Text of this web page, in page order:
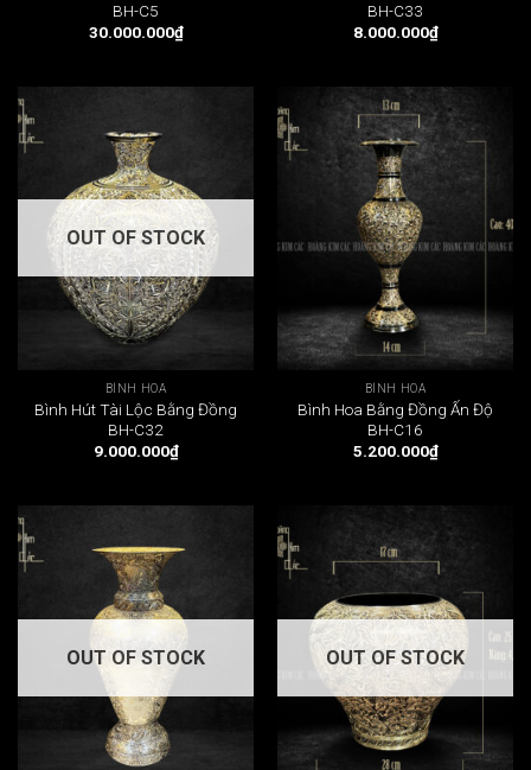
BH-C5
30.000.000₫
BH-C33
8.000.000₫
OUT OF STOCK
BÌNH HOA
Bình Hút Tài Lộc Bằng Đồng
BH-C32
9.000.000₫
BÌNH HOA
Bình Hoa Bằng Đồng Ấn Độ
BH-C16
5.200.000₫
OUT OF STOCK OUT OF STOCK